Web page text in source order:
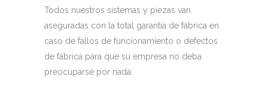
Todos nuestros sistemas y piezas van
aseguradas con la total garantía de fábrica en
caso de fallos de funcionamiento o defectos
de fábrica para que su empresa no deba
preocuparse por nada.